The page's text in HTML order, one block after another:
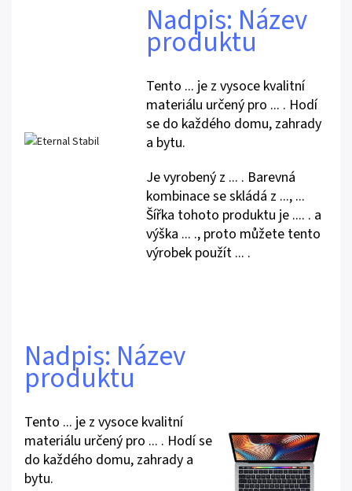
Nadpis: Název
produktu
Tento ... je z vysoce kvalitní
materiálu určený pro ... . Hodí
se do každého domu, zahrady
a bytu.
Je vyrobený z ... . Barevná
kombinace se skládá z ..., ...
Šířka tohoto produktu je .... . a
výška ... ., proto můžete tento
výrobek použít ... .
Nadpis: Název
produktu
Tento ... je z vysoce kvalitní
materiálu určený pro ... . Hodí se
do každého domu, zahrady a
bytu.